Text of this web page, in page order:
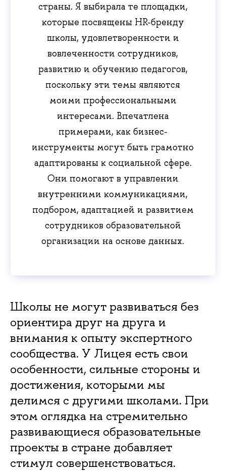
страны. Я выбирала те площадки,
которые посвящены HR-бренду
школы, удовлетворенности и
вовлеченности сотрудников,
развитию и обучению педагогов,
поскольку эти темы являются
моими профессиональными
интересами. Впечатлена
примерами, как бизнес-
инструменты могут быть грамотно
адаптированы к социальной сфере.
Они помогают в управлении
внутренними коммуникациями,
подбором, адаптацией и развитием
сотрудников образовательной
организации на основе данных.
Школы не могут развиваться без
ориентира друг на друга и
внимания к опыту экспертного
сообщества. У Лицея есть свои
особенности, сильные стороны и
достижения, которыми мы
делимся с другими школами. При
этом оглядка на стремительно
развивающиеся образовательные
проекты в стране добавляет
стимул совершенствоваться.